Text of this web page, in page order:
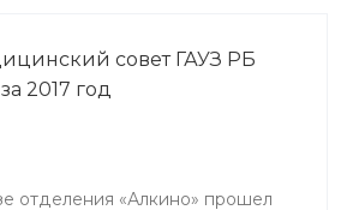
совет ГАУЗ РБ
2017 год
отделения «Алкино» прошел